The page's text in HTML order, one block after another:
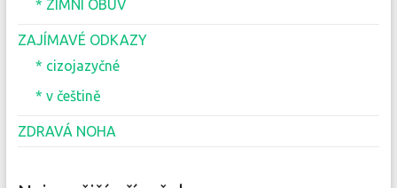
* ZIMNÍ OBUV
ZAJÍMAVÉ ODKAZY
* cizojazyčné
* v češtině
ZDRAVÁ NOHA